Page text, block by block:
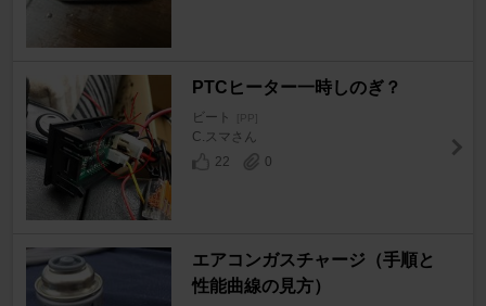
PTCヒーター一時しのぎ？
ビート [PP]
C.スマさん
22
0
エアコンガスチャージ（手順と
性能曲線の見方）